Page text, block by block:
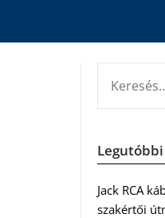
Jack RCA
szakértői